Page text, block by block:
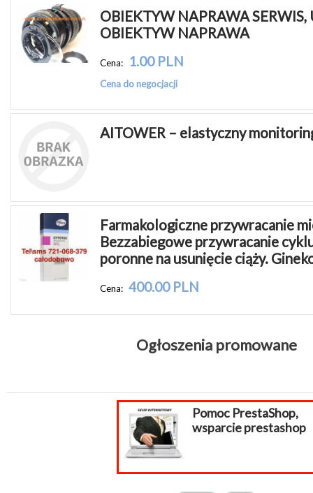
OBIEKTYW NAPRAWA
OBIEKTYW NAPRAWA
Cena: 1.00 PLN
Cena do negocjacji
AITOWER – elastyczny
Farmakologiczne przywracanie
Bezzabiegowe przywracanie
poronne na usunięcie ciąży.
Cena: 400.00 PLN
Ogłoszenia promowane
Pomoc PrestaShop,
wsparcie prestashop